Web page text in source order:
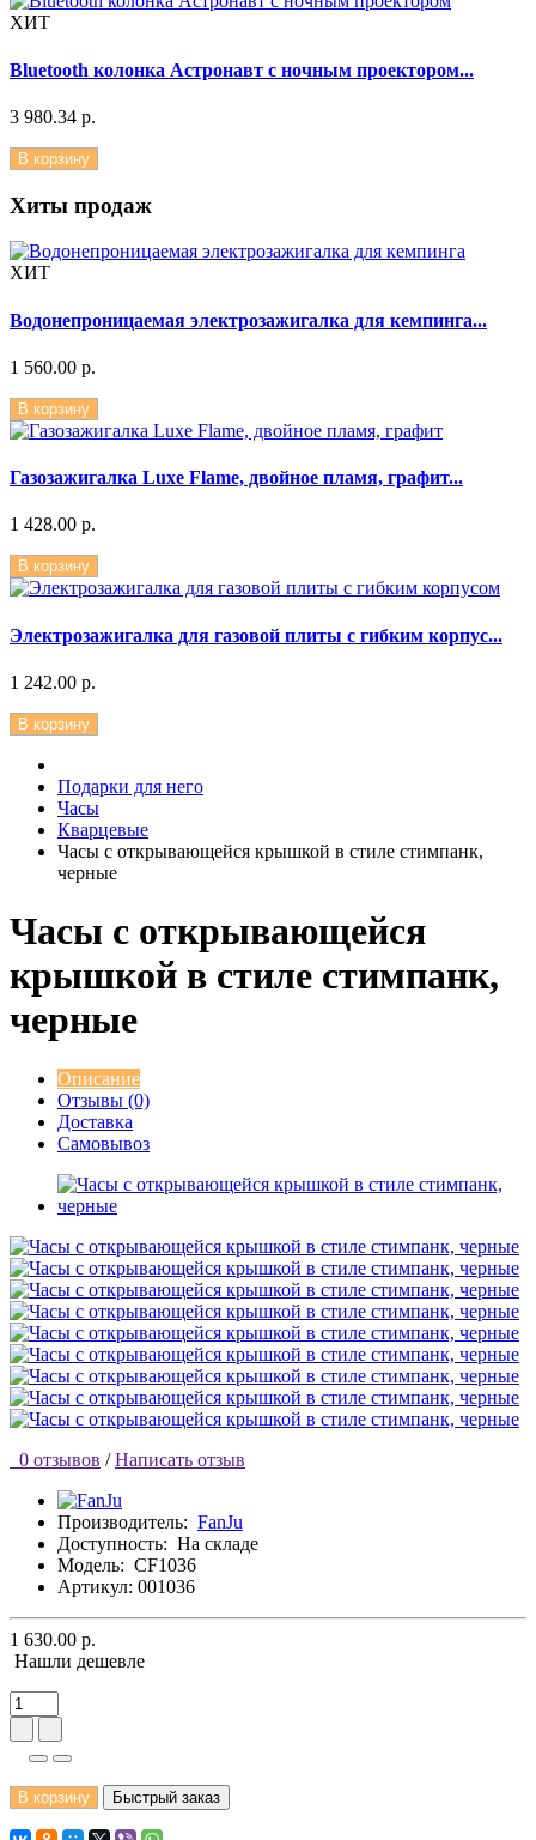
ХИТ
Bluetooth колонка Астронавт с ночным проектором...
3 980.34 р.
В корзину
Хиты продаж
ХИТ
Водонепроницаемая электрозажигалка для кемпинга...
1 560.00 р.
В корзину
Газозажигалка Luxe Flame, двойное пламя, графит...
1 428.00 р.
В корзину
Электрозажигалка для газовой плиты с гибким корпус...
1 242.00 р.
В корзину
Подарки для него
Часы
Кварцевые
Часы с открывающейся крышкой в стиле стимпанк,
черные
Часы с открывающейся
крышкой в стиле стимпанк,
черные
Описание
Отзывы (0)
Доставка
Самовывоз
0 отзывов / Написать отзыв
Производитель: FanJu
Доступность: На складе
Модель: CF1036
Артикул: 001036
1 630.00 р.
Нашли дешевле
В корзину Быстрый заказ